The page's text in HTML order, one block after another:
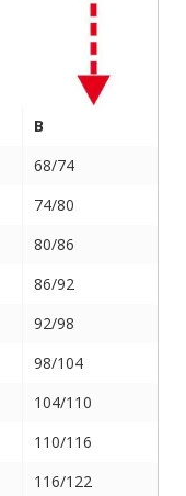
B
68/74
74/80
80/86
86/92
92/98
98/104
104/110
110/116
116/122